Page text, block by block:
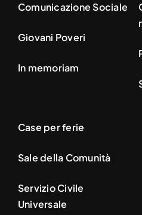
Comunicazione Sociale
Giovani Poveri
In memoriam
Case per ferie
Sale della Comunità
Servizio Civile
Universale